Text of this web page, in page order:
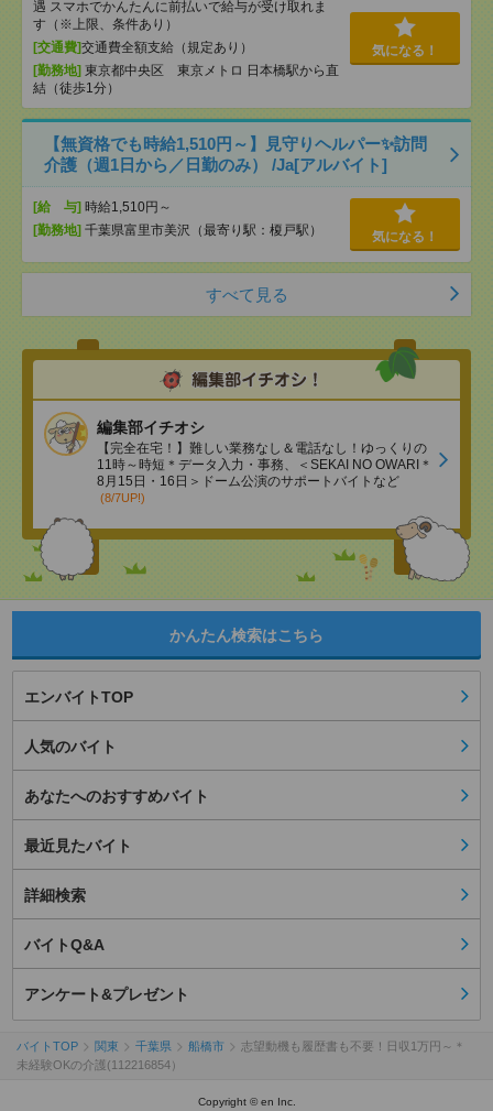
遇 スマホでかんたんに前払いで給与が受け取れま
す（※上限、条件あり）
[交通費]交通費全額支給（規定あり）
[勤務地] 東京都中央区 東京メトロ 日本橋駅から直
結（徒歩1分）
気になる！
【無資格でも時給1,510円～】見守りヘルパー✨訪問
介護（週1日から／日勤のみ） /Ja[アルバイト]
[給 与] 時給1,510円～
[勤務地] 千葉県富里市美沢（最寄り駅：榎戸駅） 気になる！
すべて見る
編集部イチオシ
【完全在宅！】難しい業務なし＆電話なし！ゆっくりの
11時～時短＊データ入力・事務、＜SEKAI NO OWARI＊
8月15日・16日＞ドーム公演のサポートバイトなど
(8/7UP!)
かんたん検索はこちら
エンバイトTOP
人気のバイト
あなたへのおすすめバイト
最近見たバイト
詳細検索
バイトQ&A
アンケート&プレゼント
バイトTOP 関東 千葉県 船橋市
志望動機も履歴書も不要！日収1万円～＊
未経験OKの介護(112216854）
Copyright © en Inc.